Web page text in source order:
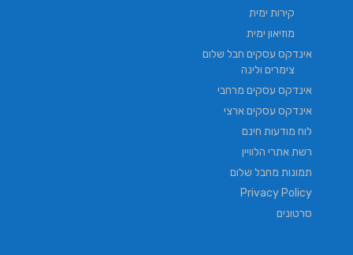
קירות ימית
מוזיאון ימית
אינדקס עסקים חבל שלום
צימרים ולינה
אינדקס עסקים מרחבי
אינדקס עסקים ארצי
לוח מודעות חינם
רשת אתרי הלוויין
תמונות מחבל שלום
Privacy Policy
סרטונים